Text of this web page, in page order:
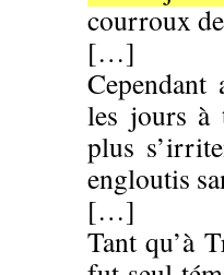
courroux
[…]
Cependant
les jours à
plus
engloutis
[…]
Tant qu’à